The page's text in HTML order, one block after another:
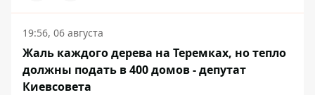
19:56, 06 августа
Жаль каждого дерева на Теремках, но тепло
должны подать в 400 домов - депутат
Киевсовета